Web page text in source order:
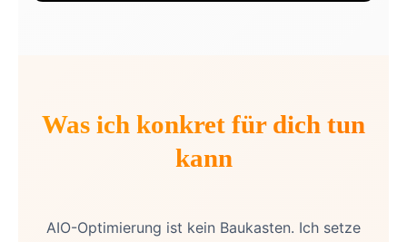
Was ich konkret für dich tun
kann
AIO-Optimierung ist kein Baukasten. Ich setze